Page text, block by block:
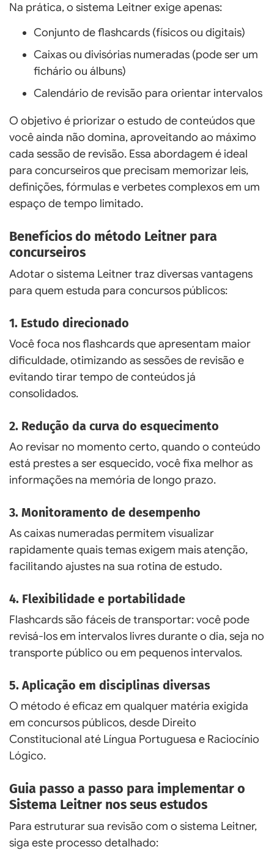
Na prática, o sistema Leitner exige apenas:
Conjunto de flashcards (físicos ou digitais)
Caixas ou divisórias numeradas (pode ser um
fichário ou álbuns)
Calendário de revisão para orientar intervalos
O objetivo é priorizar o estudo de conteúdos que
você ainda não domina, aproveitando ao máximo
cada sessão de revisão. Essa abordagem é ideal
para concurseiros que precisam memorizar leis,
definições, fórmulas e verbetes complexos em um
espaço de tempo limitado.
Benefícios do método Leitner para
concurseiros
Adotar o sistema Leitner traz diversas vantagens
para quem estuda para concursos públicos:
1. Estudo direcionado
Você foca nos flashcards que apresentam maior
dificuldade, otimizando as sessões de revisão e
evitando tirar tempo de conteúdos já
consolidados.
2. Redução da curva do esquecimento
Ao revisar no momento certo, quando o conteúdo
está prestes a ser esquecido, você fixa melhor as
informações na memória de longo prazo.
3. Monitoramento de desempenho
As caixas numeradas permitem visualizar
rapidamente quais temas exigem mais atenção,
facilitando ajustes na sua rotina de estudo.
4. Flexibilidade e portabilidade
Flashcards são fáceis de transportar: você pode
revisá-los em intervalos livres durante o dia, seja no
transporte público ou em pequenos intervalos.
5. Aplicação em disciplinas diversas
O método é eficaz em qualquer matéria exigida
em concursos públicos, desde Direito
Constitucional até Língua Portuguesa e Raciocínio
Lógico.
Guia passo a passo para implementar o
Sistema Leitner nos seus estudos
Para estruturar sua revisão com o sistema Leitner,
siga este processo detalhado: